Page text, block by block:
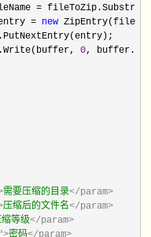
=
entry
= new
0,
需要压缩的目录</param>
压缩后的文件名</param>
缩等级</param>
密码</param>